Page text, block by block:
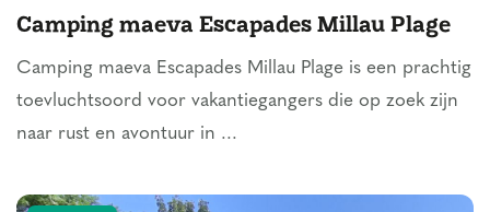
Camping maeva Escapades Millau Plage
Camping maeva Escapades Millau Plage is een prachtig
toevluchtsoord voor vakantiegangers die op zoek zijn
naar rust en avontuur in ...